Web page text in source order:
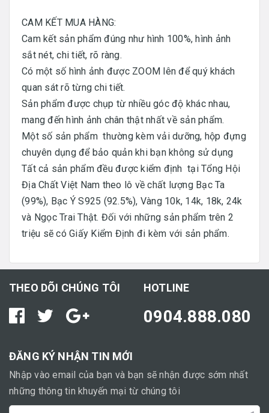
CAM KẾT MUA HÀNG:
Cam kết sản phẩm đúng như hình 100%, hình ảnh
sắt nét, chi tiết, rõ ràng.
Có một số hình ảnh được ZOOM lên để quý khách
quan sát rõ từng chi tiết.
Sản phẩm được chụp từ nhiều góc độ khác nhau,
mang đến hình ảnh chân thật nhất về sản phẩm.
Một số sản phẩm thường kèm vải dưỡng, hộp đựng
chuyên dụng để bảo quản khi bạn không sử dụng
Tất cả sản phẩm đều được kiểm định tại Tổng Hội
Địa Chất Việt Nam theo lô về chất lượng Bạc Ta
(99%), Bạc Ý S925 (92.5%), Vàng 10k, 14k, 18k, 24k
và Ngọc Trai Thật. Đối với những sản phẩm trên 2
triệu sẽ có Giấy Kiểm Định đi kèm với sản phẩm.
THEO DÕI CHÚNG TÔI HOTLINE
0904.888.080
ĐĂNG KÝ NHẬN TIN MỚI
Nhập vào email của bạn và bạn sẽ nhận được sớm nhất
những thông tin khuyến mại từ chúng tôi